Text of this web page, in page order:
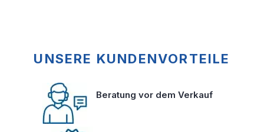
UNSERE KUNDENVORTEILE
Beratung vor dem Verkauf